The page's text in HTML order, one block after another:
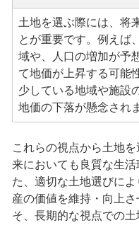
土地を選ぶ際には、将
とが重要です。例えば
域や、人口の増加が予
て地価が上昇する可能
少している地域や施設
地価の下落が懸念され
これらの視点から土地
来においても良質な生
た、適切な土地選びに
産の価値を維持・向上
そ、長期的な視点での土